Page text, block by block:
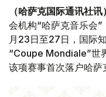
（哈萨克国际通讯社讯）
会机构“哈萨克音乐会
月23日至27日，国际
“Coupe Mondiale”世
该项赛事首次落户哈萨